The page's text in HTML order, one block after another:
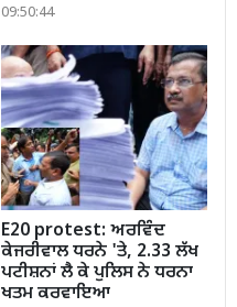
09:50:44
E20 protest: ਅਰਵਿੰਦ
ਕੇਜਰੀਵਾਲ ਧਰਨੇ 'ਤੇ, 2.33 ਲੱਖ
ਪਟੀਸ਼ਨਾਂ ਲੈ ਕੇ ਪੁਲਿਸ ਨੇ ਧਰਨਾ
ਖਤਮ ਕਰਵਾਇਆ